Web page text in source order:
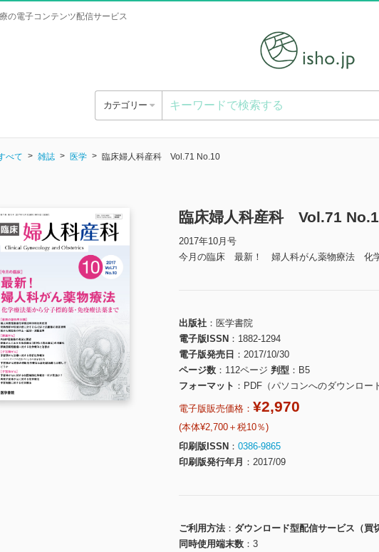
の電子コンテンツ配信サービス
カテゴリー
べて 雑誌 医学 臨床婦人科産科 Vol.71 No.10
臨床婦人科産科 Vol.71
2017年10月号
今月の臨床 最新！ 婦人科がん薬物療法 化学
出版社
医学書院
電子版ISSN
1882-1294
電子版発売日
2017/10/30
ページ数
112ページ 判型
B5
フォーマット
PDF（パソコンへのダウンロー
電子版販売価格： ¥2,970
(本体¥2,700＋税10％)
印刷版ISSN
0386-9865
印刷版発行年月
2017/09
ご利用方法
ダウンロード型配信サービス（買
同時使用端末数
3